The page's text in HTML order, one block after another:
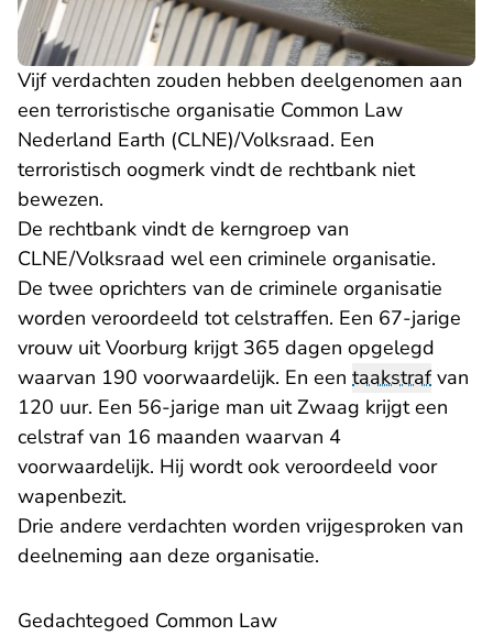
Vijf verdachten zouden hebben deelgenomen aan
een terroristische organisatie Common Law
Nederland Earth (CLNE)/Volksraad. Een
terroristisch oogmerk vindt de rechtbank niet
bewezen.
De rechtbank vindt de kerngroep van
CLNE/Volksraad wel een criminele organisatie.
De twee oprichters van de criminele organisatie
worden veroordeeld tot celstraffen. Een 67-jarige
vrouw uit Voorburg krijgt 365 dagen opgelegd
waarvan 190 voorwaardelijk. En een taakstrafvan
120 uur. Een 56-jarige man uit Zwaag krijgt een
celstraf van 16 maanden waarvan 4
voorwaardelijk. Hij wordt ook veroordeeld voor
wapenbezit.
Drie andere verdachten worden vrijgesproken van
deelneming aan deze organisatie.
Gedachtegoed Common Law